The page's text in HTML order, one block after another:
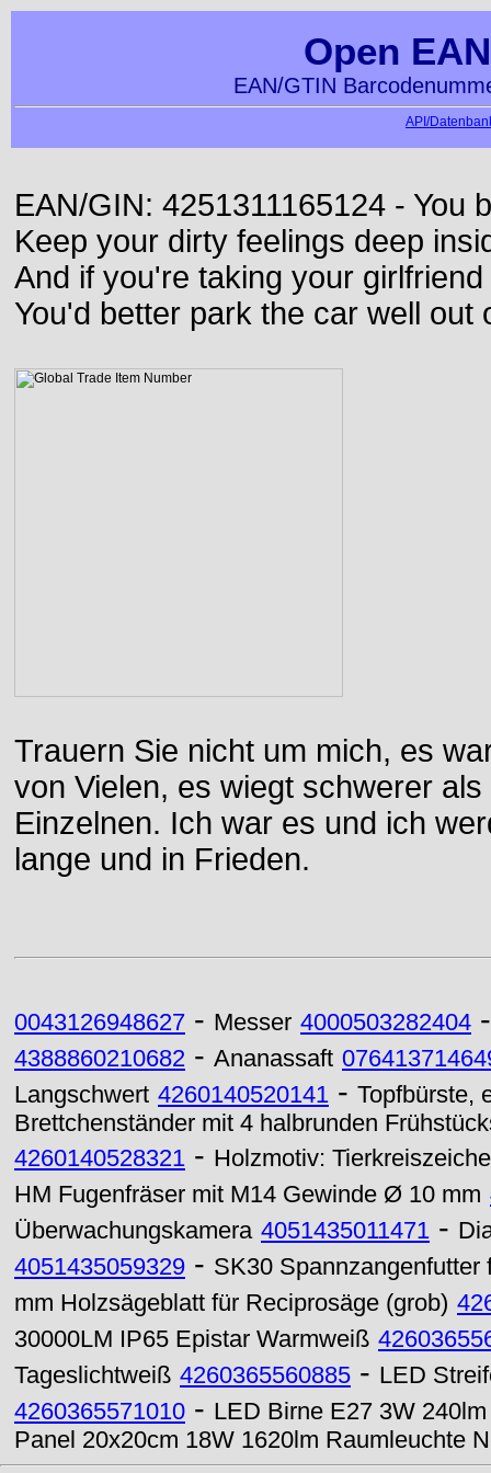
Open
EAN/GTIN
API/
EAN/GIN: 4251311165124 - You
Keep your dirty feelings deep
And if you're taking your
You'd better park the car well out
Trauern Sie nicht um mich, es
von Vielen, es wiegt schwerer
Einzelnen. Ich war es und ich
lange und in Frieden.
0043126948627 - Messer 4000503282404
4388860210682 - Ananassaft
Langschwert 4260140520141 - Topfbürste,
Brettchenständer mit 4 halbrunden
4260140528321 - Holzmotiv:
HM Fugenfräser mit M14 Gewinde Ø 10 mm
Überwachungskamera 4051435011471 -
4051435059329 - SK30 Spannzangenfutter
mm Holzsägeblatt für Reciprosäge (grob)
30000LM IP65 Epistar Warmweiß
Tageslichtweiß 4260365560885 - LED
4260365571010 - LED Birne E27 3W
Panel 20x20cm 18W 1620lm Raumleuchte